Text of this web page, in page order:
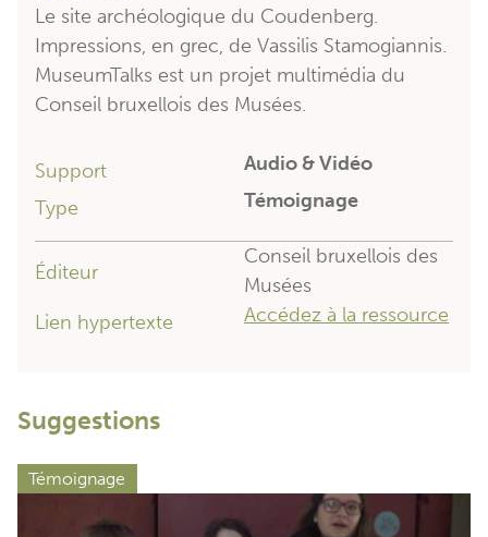
Le site archéologique du Coudenberg.
Impressions, en grec, de Vassilis Stamogiannis.
MuseumTalks est un projet multimédia du
Conseil bruxellois des Musées.
Support
Audio & Vidéo
Type
Témoignage
Éditeur
Conseil bruxellois des
Musées
Lien hypertexte
Accédez à la ressource
Suggestions
Témoignage